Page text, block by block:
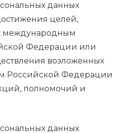
данных
целей,
международным
Федерации или
возложенных
Российской Федерации
полномочий и
данных